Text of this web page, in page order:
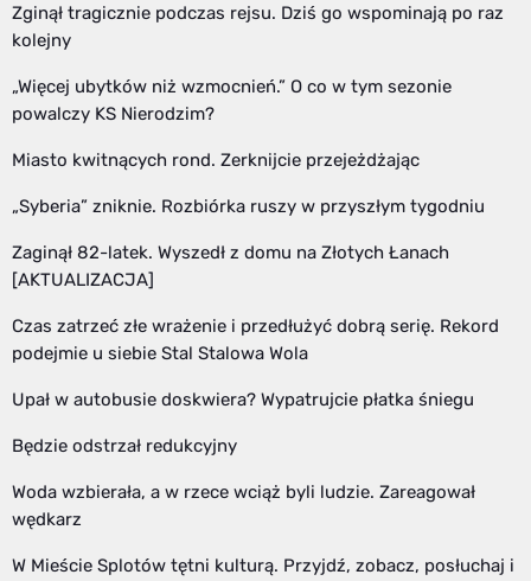
Zginął tragicznie podczas rejsu. Dziś go wspominają po raz
kolejny
„Więcej ubytków niż wzmocnień.” O co w tym sezonie
powalczy KS Nierodzim?
Miasto kwitnących rond. Zerknijcie przejeżdżając
„Syberia” zniknie. Rozbiórka ruszy w przyszłym tygodniu
Zaginął 82-latek. Wyszedł z domu na Złotych Łanach
[AKTUALIZACJA]
Czas zatrzeć złe wrażenie i przedłużyć dobrą serię. Rekord
podejmie u siebie Stal Stalowa Wola
Upał w autobusie doskwiera? Wypatrujcie płatka śniegu
Będzie odstrzał redukcyjny
Woda wzbierała, a w rzece wciąż byli ludzie. Zareagował
wędkarz
W Mieście Splotów tętni kulturą. Przyjdź, zobacz, posłuchaj i